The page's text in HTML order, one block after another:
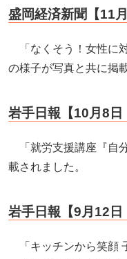
盛岡経済新聞【11
「なくそう！女性に
の様子が写真と共に掲
岩手日報【10月8日
「就労支援講座『自
載されました。
岩手日報【9月12日
「キッチンから笑顔